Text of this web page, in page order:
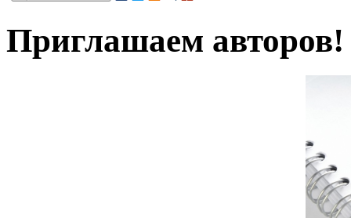
Приглашаем авторов!